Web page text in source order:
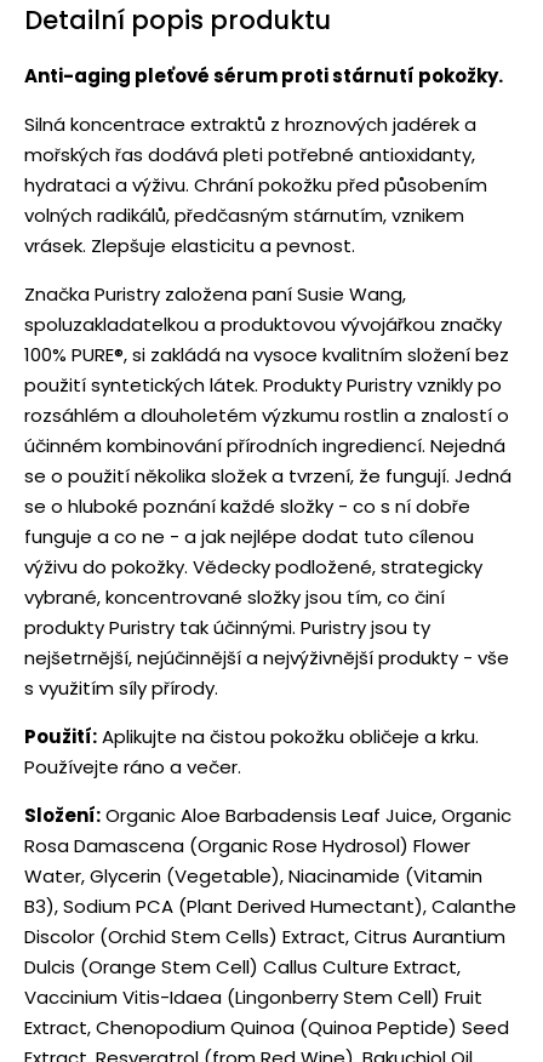
Detailní popis produktu
Anti-aging pleťové sérum proti stárnutí pokožky.
Silná koncentrace extraktů z hroznových jadérek a
mořských řas dodává pleti potřebné antioxidanty,
hydrataci a výživu. Chrání pokožku před působením
volných radikálů, předčasným stárnutím, vznikem
vrásek. Zlepšuje elasticitu a pevnost.
Značka Puristry založena paní Susie Wang,
spoluzakladatelkou a produktovou vývojářkou značky
100% PURE®, si zakládá na vysoce kvalitním složení bez
použití syntetických látek. Produkty Puristry vznikly po
rozsáhlém a dlouholetém výzkumu rostlin a znalostí o
účinném kombinování přírodních ingrediencí. Nejedná
se o použití několika složek a tvrzení, že fungují. Jedná
se o hluboké poznání každé složky - co s ní dobře
funguje a co ne - a jak nejlépe dodat tuto cílenou
výživu do pokožky. Vědecky podložené, strategicky
vybrané, koncentrované složky jsou tím, co činí
produkty Puristry tak účinnými. Puristry jsou ty
nejšetrnější, nejúčinnější a nejvýživnější produkty - vše
s využitím síly přírody.
Použití:Aplikujte na čistou pokožku obličeje a krku.
Používejte ráno a večer.
Složení:Organic Aloe Barbadensis Leaf Juice, Organic
Rosa Damascena (Organic Rose Hydrosol) Flower
Water, Glycerin (Vegetable), Niacinamide (Vitamin
B3), Sodium PCA (Plant Derived Humectant), Calanthe
Discolor (Orchid Stem Cells) Extract, Citrus Aurantium
Dulcis (Orange Stem Cell) Callus Culture Extract,
Vaccinium Vitis-Idaea (Lingonberry Stem Cell) Fruit
Extract, Chenopodium Quinoa (Quinoa Peptide) Seed